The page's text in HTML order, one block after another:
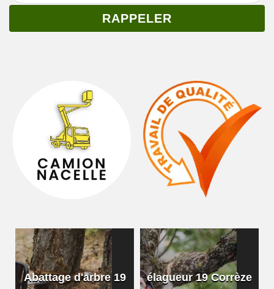
Abattage d'arbre 19 élagueur 19 Corrèze